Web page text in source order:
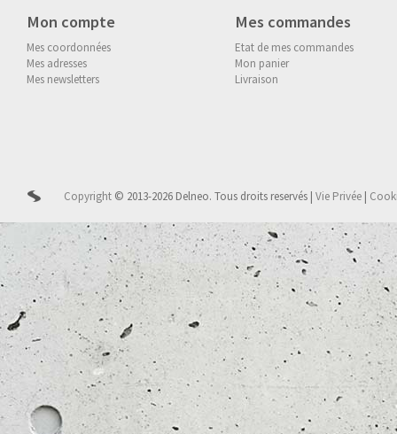
Mon compte
Mes coordonnées
Mes adresses
Mes newsletters
Mes commandes
Etat de mes commandes
Mon panier
Livraison
Copyright © 2013-2026 Delneo. Tous droits reservés | Vie Privée |